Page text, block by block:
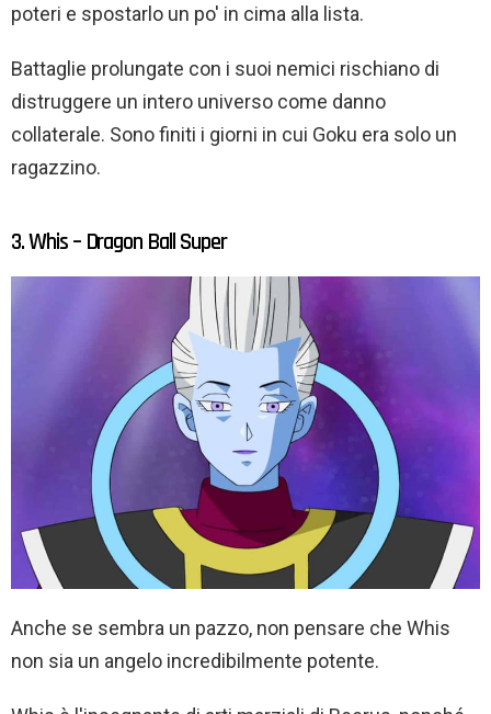
poteri e spostarlo un po' in cima alla lista.
Battaglie prolungate con i suoi nemici rischiano di
distruggere un intero universo come danno
collaterale. Sono finiti i giorni in cui Goku era solo un
ragazzino.
3. Whis – Dragon Ball Super
Anche se sembra un pazzo, non pensare che Whis
non sia un angelo incredibilmente potente.